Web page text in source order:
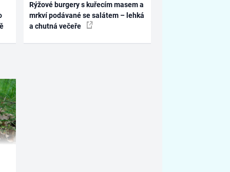
Rýžové burgery s kuřecím masem a
mrkví podávané se salátem – lehká
a chutná večeře